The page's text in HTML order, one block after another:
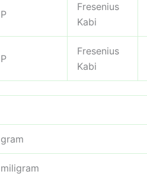
P
Fresenius
Kabi
P
Fresenius
Kabi
gram
miligram